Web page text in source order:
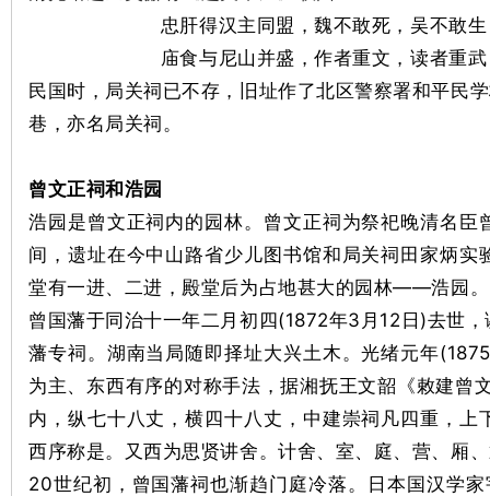
忠肝得汉主同盟，魏不敢死，吴不敢
庙食与尼山并盛，作者重文，读者重
民国时，局关祠已不存，旧址作了北区警察署和平民
巷，亦名局关祠。
曾文正祠和浩园
浩园是曾文正祠内的园林。曾文正祠为祭祀晚清名臣
间，遗址在今中山路省少儿图书馆和局关祠田家炳
堂有一进、二进，殿堂后为占地甚大的园林——浩园。
曾国藩于同治十一年二月初四(1872年3月12日)去世
藩专祠。湖南当局随即择址大兴土木。光绪元年
为主、东西有序的对称手法，据湘抚王文韶《敕建曾
内，纵七十八丈，横四十八丈，中建崇祠凡四重，
西序称是。又西为思贤讲舍。计舍、室、庭、营、厢
20世纪初，曾国藩祠也渐趋门庭冷落。日本国汉学